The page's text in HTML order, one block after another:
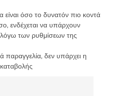
είναι όσο το δυνατόν πιο κοντά
ενδέχεται να υπάρχουν
των ρυθμίσεων της
παραγγελία, δεν υπάρχει η